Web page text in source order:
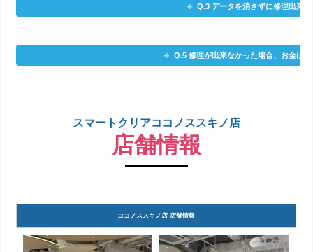
Q.3 データを消さずに修理出来
Q.5 修理が出来なかった場合、お金は
スマートクリアココノススキノ店
店舗情報
ココノススキノ店 店舗情報